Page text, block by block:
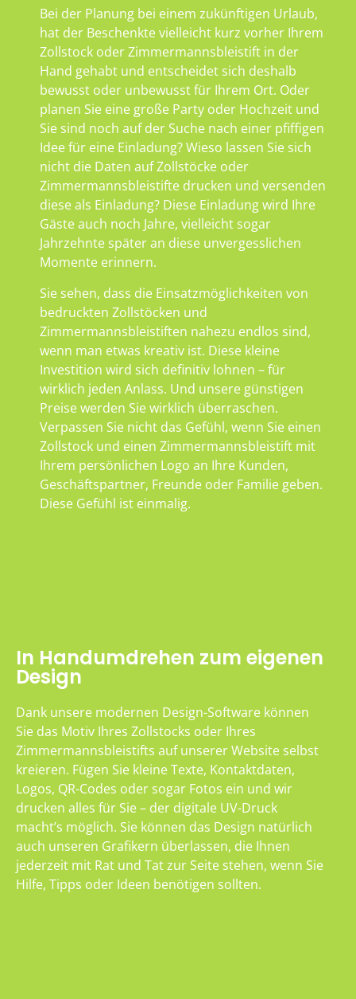
Bei der Planung bei einem zukünftigen Urlaub,
hat der Beschenkte vielleicht kurz vorher Ihrem
Zollstock oder Zimmermannsbleistift in der
Hand gehabt und entscheidet sich deshalb
bewusst oder unbewusst für Ihrem Ort. Oder
planen Sie eine große Party oder Hochzeit und
Sie sind noch auf der Suche nach einer pfiffigen
Idee für eine Einladung? Wieso lassen Sie sich
nicht die Daten auf Zollstöcke oder
Zimmermannsbleistifte drucken und versenden
diese als Einladung? Diese Einladung wird Ihre
Gäste auch noch Jahre, vielleicht sogar
Jahrzehnte später an diese unvergesslichen
Momente erinnern.
Sie sehen, dass die Einsatzmöglichkeiten von
bedruckten Zollstöcken und
Zimmermannsbleistiften nahezu endlos sind,
wenn man etwas kreativ ist. Diese kleine
Investition wird sich definitiv lohnen – für
wirklich jeden Anlass. Und unsere günstigen
Preise werden Sie wirklich überraschen.
Verpassen Sie nicht das Gefühl, wenn Sie einen
Zollstock und einen Zimmermannsbleistift mit
Ihrem persönlichen Logo an Ihre Kunden,
Geschäftspartner, Freunde oder Familie geben.
Diese Gefühl ist einmalig.
In Handumdrehen zum eigenen
Design
Dank unsere modernen Design-Software können
Sie das Motiv Ihres Zollstocks oder Ihres
Zimmermannsbleistifts auf unserer Website selbst
kreieren. Fügen Sie kleine Texte, Kontaktdaten,
Logos, QR-Codes oder sogar Fotos ein und wir
drucken alles für Sie – der digitale UV-Druck
macht’s möglich. Sie können das Design natürlich
auch unseren Grafikern überlassen, die Ihnen
jederzeit mit Rat und Tat zur Seite stehen, wenn Sie
Hilfe, Tipps oder Ideen benötigen sollten.